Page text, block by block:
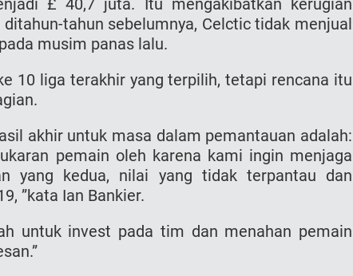
tahun sebelumnya, Celctic tidak menjual
musim panas lalu.
10 liga terakhir yang terpilih, tetapi rencana itu
akhir untuk masa dalam pemantauan adalah:
pemain oleh karena kami ingin menjaga
yang kedua, nilai yang tidak terpantau dan
”kata Ian Bankier.
untuk invest pada tim dan menahan pemain